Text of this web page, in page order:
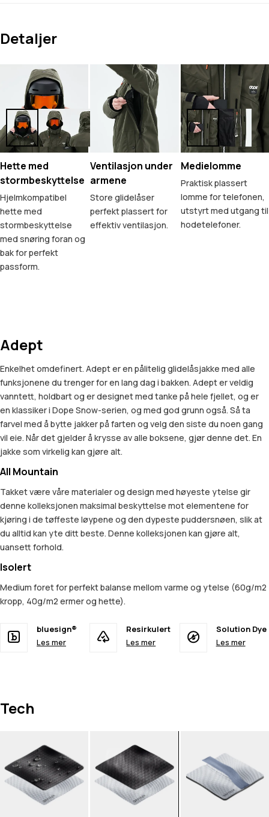
Detaljer
Hette med
stormbeskyttelse
Hjelmkompatibel
hette med
stormbeskyttelse
med snøring foran og
bak for perfekt
passform.
Ventilasjon under
armene
Store glidelåser
perfekt plassert for
effektiv ventilasjon.
Medielomme
Praktisk plassert
lomme for telefonen,
utstyrt med utgang til
hodetelefoner.
Adept
Enkelhet omdefinert. Adept er en pålitelig glidelåsjakke med alle
funksjonene du trenger for en lang dag i bakken. Adept er veldig
vanntett, holdbart og er designet med tanke på hele fjellet, og er
en klassiker i Dope Snow-serien, og med god grunn også. Så ta
farvel med å bytte jakker på farten og velg den siste du noen gang
vil eie. Når det gjelder å krysse av alle boksene, gjør denne det. En
jakke som virkelig kan gjøre alt.
All Mountain
Takket være våre materialer og design med høyeste ytelse gir
denne kolleksjonen maksimal beskyttelse mot elementene for
kjøring i de tøffeste løypene og den dypeste puddersnøen, slik at
du alltid kan yte ditt beste. Denne kolleksjonen kan gjøre alt,
uansett forhold.
Isolert
Medium foret for perfekt balanse mellom varme og ytelse (60g/m2
kropp, 40g/m2 ermer og hette).
bluesign®
Les mer
Resirkulert
Les mer
Solution Dye
Les mer
Tech